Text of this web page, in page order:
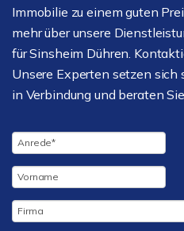
Immobilie zu einem guten
mehr über unsere
für Sinsheim Dühren.
Unsere Experten setzen
in Verbindung und beraten